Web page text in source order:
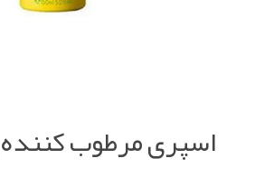
اسپری مرطوب کننده